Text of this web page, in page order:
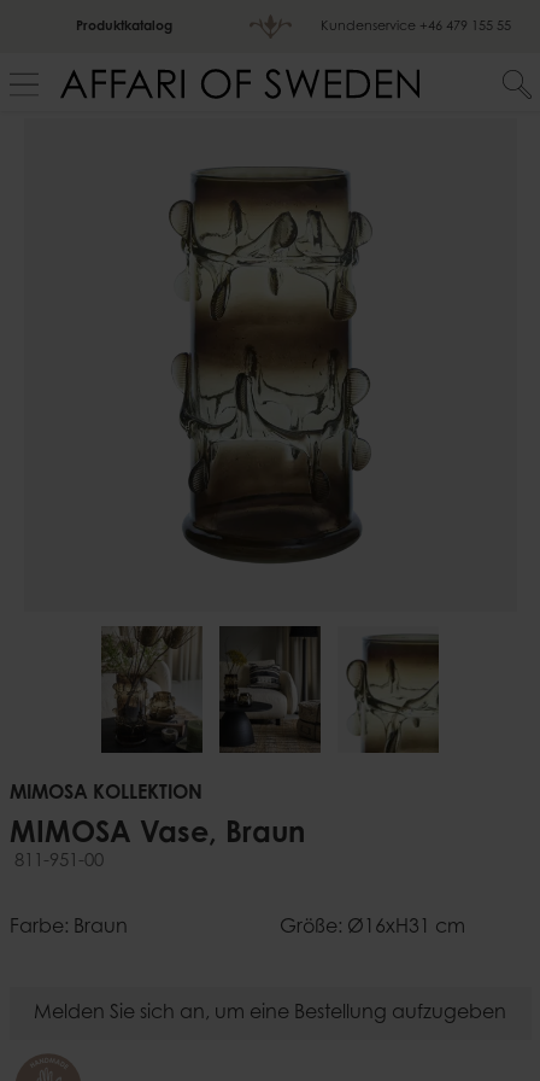
Produktkatalog Kundenservice +46 479 155 55
MIMOSA KOLLEKTION
MIMOSA Vase, Braun
811-951-00
Farbe: Braun Größe: Ø16xH31 cm
Melden Sie sich an, um eine Bestellung aufzugeben